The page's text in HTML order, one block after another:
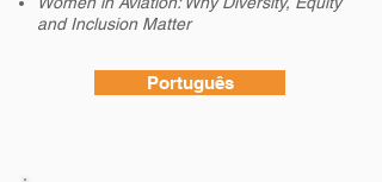
and Inclusion Matter
Português